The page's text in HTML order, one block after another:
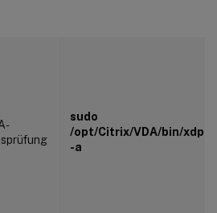
sudo
/opt/Citrix/VDA/bin/
-a